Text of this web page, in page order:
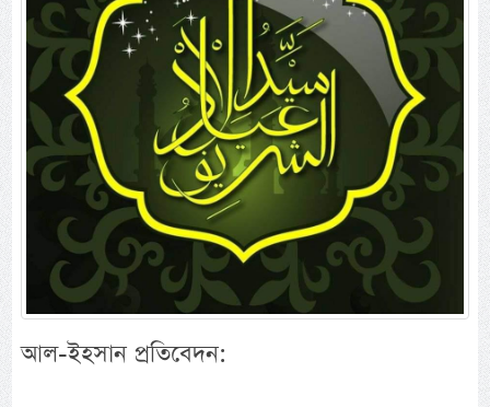
আল-ইহসান প্রতিবেদন: